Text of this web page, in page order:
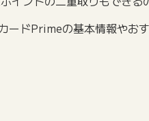
ードPrimeの基本情報やお